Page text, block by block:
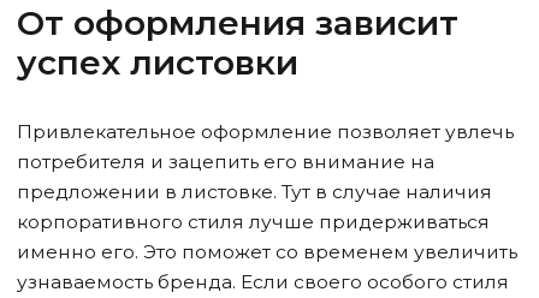
От оформления зависит
успех листовки
Привлекательное оформление позволяет увлечь
потребителя и зацепить его внимание на
предложении в листовке. Тут в случае наличия
корпоративного стиля лучше придерживаться
именно его. Это поможет со временем увеличить
узнаваемость бренда. Если своего особого стиля